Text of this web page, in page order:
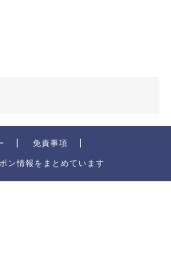
免責事項
情報をまとめています